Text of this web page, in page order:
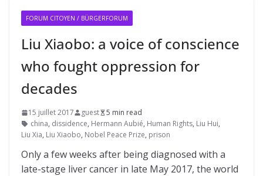
FORUM CITOYEN / BÜRGERFORUM
Liu Xiaobo: a voice of conscience
who fought oppression for
decades
15 juillet 2017 guest
5 min read
china, dissidence, Hermann Aubié, Human Rights, Liu Hui,
Liu Xia, Liu Xiaobo, Nobel Peace Prize, prison
Only a few weeks after being diagnosed with a
late-stage liver cancer in late May 2017, the world